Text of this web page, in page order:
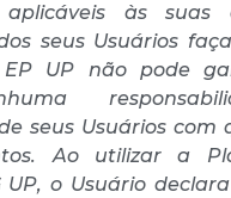
aplicáveis às suas
seus Usuários
UP não pode
seus Usuários com
Ao utilizar a
UP, o Usuário